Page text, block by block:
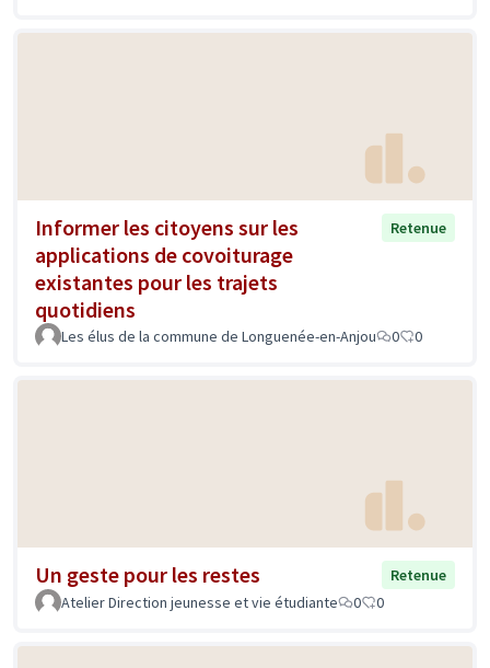
Informer les citoyens sur les
applications de covoiturage
existantes pour les trajets
quotidiens
Retenue
Les élus de la commune de Longuenée-en-Anjou 0 0
Un geste pour les restes
Retenue
Atelier Direction jeunesse et vie étudiante
0 0